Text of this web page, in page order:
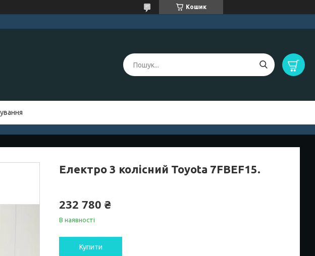
Кошик
Електро 3 колісний Toyota 7FBEF15.
232 780 ₴
В наявності
Купити